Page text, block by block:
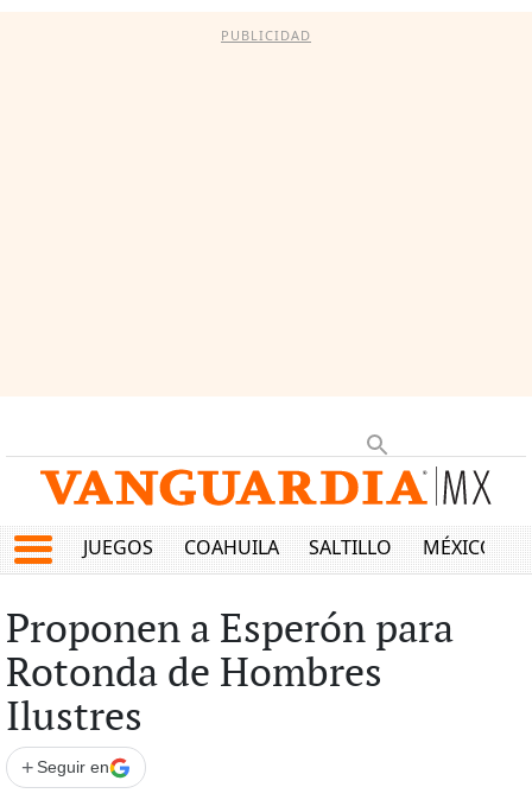
PUBLICIDAD
JUEGOS COAHUILA SALTILLO MÉXICO
Proponen a Esperón para
Rotonda de Hombres
Ilustres
+ Seguir en